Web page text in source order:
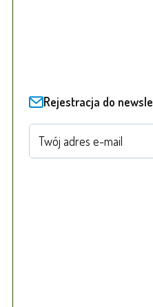
Rejestracja do